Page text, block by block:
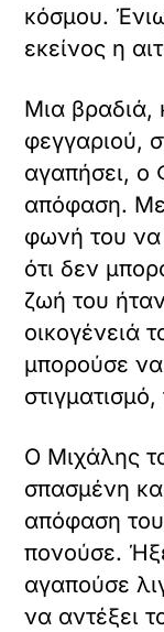
κόσμου.
εκείνος η
Μια βραδιά,
φεγγαριού,
αγαπήσει, ο
απόφαση. Με
φωνή του να
ότι δεν
ζωή του
οικογένειά
μπορούσε να
Ο Μιχάλης
σπασμένη
απόφαση
πονούσε.
αγαπούσε
να αντέξει